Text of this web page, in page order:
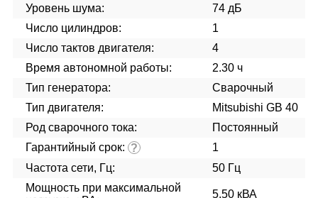
Уровень шума:
74 дБ
Число цилиндров:
1
Число тактов двигателя:
4
Время автономной работы:
2.30 ч
Тип генератора:
Сварочный
Тип двигателя:
Mitsubishi GВ 40
Род сварочного тока:
Постоянный
Гарантийный срок: ?
1
Частота сети, Гц:
50 Гц
Мощность при максимальной
5.50 кВА